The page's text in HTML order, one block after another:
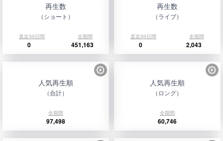
再生数
（ショート）
直近30日間 全期間
0 451,163
再生数
（ライブ）
直近30日間 全期間
0 2,043
人気再生順
（合計）
全期間
97,498
人気再生順
（ロング）
全期間
60,746